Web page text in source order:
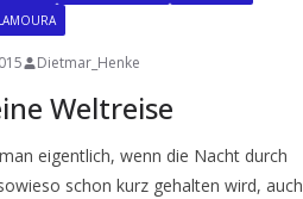
Dietmar_Henke
Weltreise
eigentlich, wenn die Nacht durch
schon kurz gehalten wird, auch